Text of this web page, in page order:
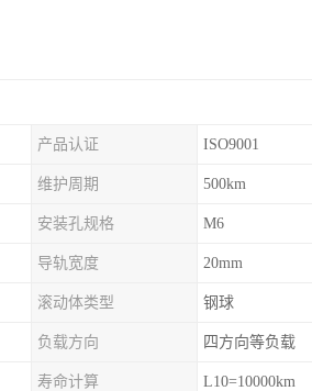
产品认证 ISO9001
维护周期 500km
安装孔规格 M6
导轨宽度 20mm
滚动体类型 钢球
负载方向 四方向等负载
寿命计算 L10=10000km